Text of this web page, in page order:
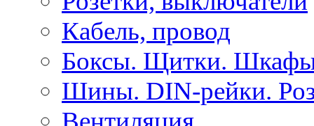
Кабель, провод
Боксы. Щитки.
Шины. DIN-рейки.